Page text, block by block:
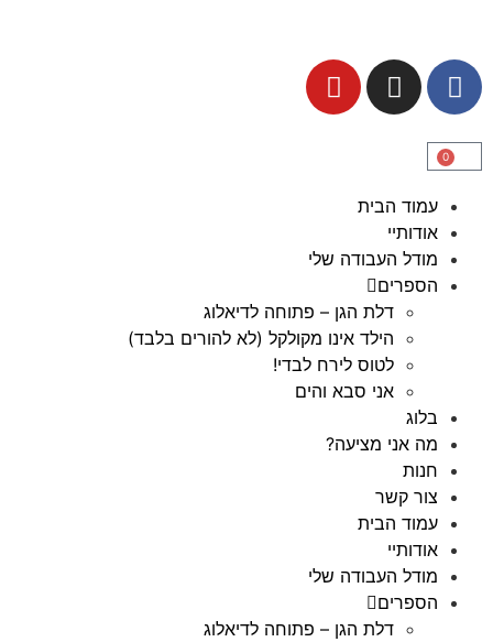
0
עמוד הבית
אודותיי
מודל העבודה שלי
הספרים
דלת הגן – פתוחה לדיאלוג
הילד אינו מקולקל (לא להורים בלבד)
לטוס לירח לבדי!
אני סבא והים
בלוג
מה אני מציעה?
חנות
צור קשר
עמוד הבית
אודותיי
מודל העבודה שלי
הספרים
דלת הגן – פתוחה לדיאלוג